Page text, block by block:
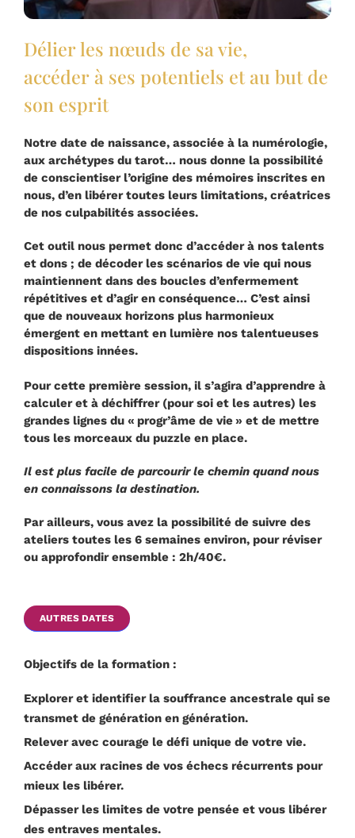
Délier les nœuds de sa vie,
accéder à ses potentiels et au but de
son esprit
Notre date de naissance, associée à la numérologie,
aux archétypes du tarot… nous donne la possibilité
de conscientiser l’origine des mémoires inscrites en
nous, d’en libérer toutes leurs limitations, créatrices
de nos culpabilités associées.
Cet outil nous permet donc d’accéder à nos talents
et dons ; de décoder les scénarios de vie qui nous
maintiennent dans des boucles d’enfermement
répétitives et d’agir en conséquence… C’est ainsi
que de nouveaux horizons plus harmonieux
émergent en mettant en lumière nos talentueuses
dispositions innées.
​Pour cette première session, il s’agira d’apprendre à
calculer et à déchiffrer (pour soi et les autres) les
grandes lignes du « progr’âme de vie » et de mettre
tous les morceaux du puzzle en place.
Il est plus facile de parcourir le chemin quand nous
en connaissons la destination.
Par ailleurs, vous avez la possibilité de suivre des
ateliers toutes les 6 semaines environ, pour réviser
ou approfondir ensemble : 2h/40€.
AUTRES DATES
Objectifs de la formation :
Explorer et identifier la souffrance ancestrale qui se
transmet de génération en génération.
Relever avec courage le défi unique de votre vie.
Accéder aux racines de vos échecs récurrents pour
mieux les libérer.
Dépasser les limites de votre pensée et vous libérer
des entraves mentales.